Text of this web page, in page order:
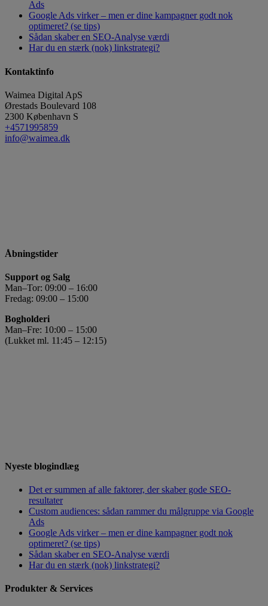
Ads
Google Ads virker – men er dine kampagner godt nok
optimeret? (se tips)
Sådan skaber en SEO-Analyse værdi
Har du en stærk (nok) linkstrategi?
Kontaktinfo
Waimea Digital ApS
Ørestads Boulevard 108
2300 København S
+4571995859
info@waimea.dk
Åbningstider
Support og Salg
Man–Tor: 09:00 – 16:00
Fredag: 09:00 – 15:00
Bogholderi
Man–Fre: 10:00 – 15:00
(Lukket ml. 11:45 – 12:15)
Nyeste blogindlæg
Det er summen af alle faktorer, der skaber gode SEO-
resultater
Custom audiences: sådan rammer du målgruppe via Google
Ads
Google Ads virker – men er dine kampagner godt nok
optimeret? (se tips)
Sådan skaber en SEO-Analyse værdi
Har du en stærk (nok) linkstrategi?
Produkter & Services